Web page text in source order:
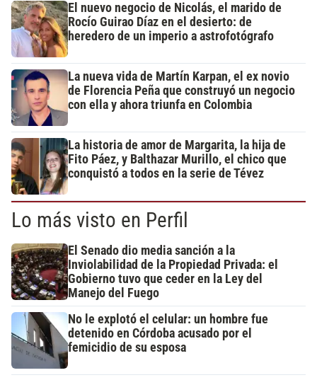
El nuevo negocio de Nicolás, el marido de
Rocío Guirao Díaz en el desierto: de
heredero de un imperio a astrofotógrafo
La nueva vida de Martín Karpan, el ex novio
de Florencia Peña que construyó un negocio
con ella y ahora triunfa en Colombia
La historia de amor de Margarita, la hija de
Fito Páez, y Balthazar Murillo, el chico que
conquistó a todos en la serie de Tévez
Lo más visto en Perfil
El Senado dio media sanción a la
Inviolabilidad de la Propiedad Privada: el
Gobierno tuvo que ceder en la Ley del
Manejo del Fuego
No le explotó el celular: un hombre fue
detenido en Córdoba acusado por el
femicidio de su esposa